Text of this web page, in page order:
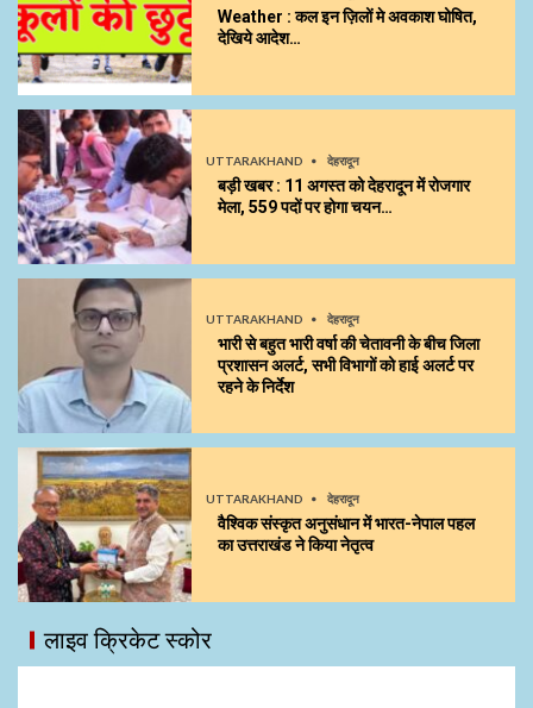
Weather : कल इन ज़िलों मे अवकाश घोषित,
देखिये आदेश…
UTTARAKHAND देहरादून
बड़ी खबर : 11 अगस्त को देहरादून में रोजगार
मेला, 559 पदों पर होगा चयन…
UTTARAKHAND देहरादून
भारी से बहुत भारी वर्षा की चेतावनी के बीच जिला
प्रशासन अलर्ट, सभी विभागों को हाई अलर्ट पर
रहने के निर्देश
UTTARAKHAND देहरादून
वैश्विक संस्कृत अनुसंधान में भारत-नेपाल पहल
का उत्तराखंड ने किया नेतृत्व
लाइव क्रिकेट स्कोर